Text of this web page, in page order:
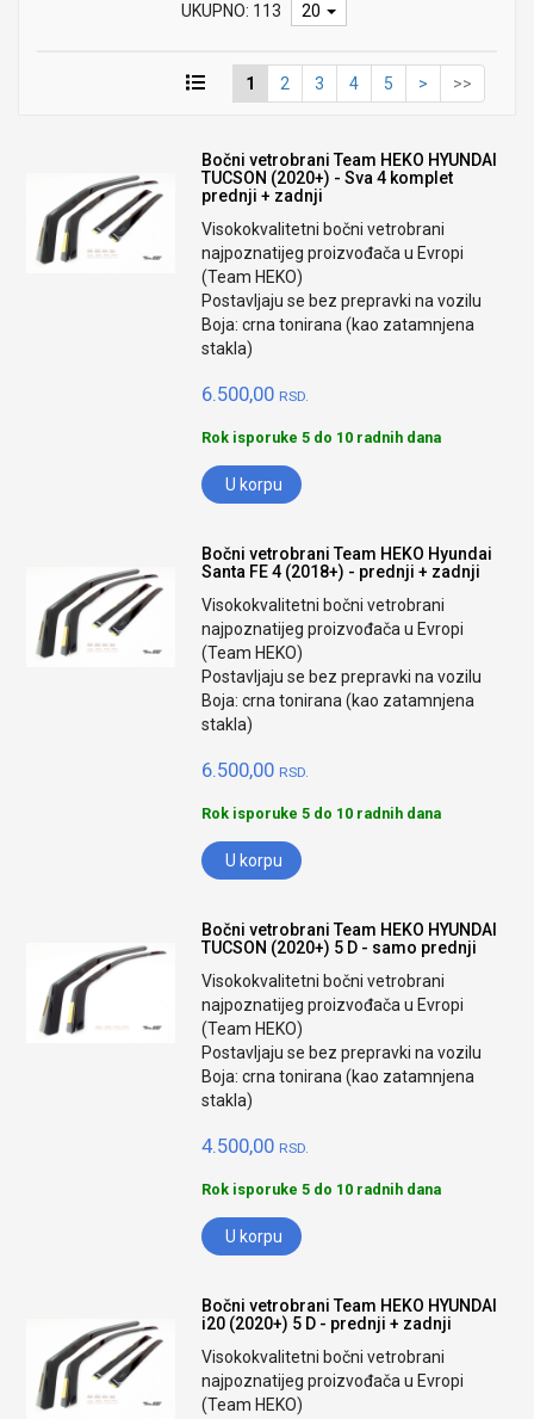
UKUPNO: 113
20
1 2 3 4 5 > >>
Bočni vetrobrani Team HEKO HYUNDAI
TUCSON (2020+) - Sva 4 komplet
prednji + zadnji
Visokokvalitetni bočni vetrobrani
najpoznatijeg proizvođača u Evropi
(Team HEKO)
Postavljaju se bez prepravki na vozilu
Boja: crna tonirana (kao zatamnjena
stakla)
6.500,00 RSD.
Rok isporuke 5 do 10 radnih dana
U korpu
Bočni vetrobrani Team HEKO Hyundai
Santa FE 4 (2018+) - prednji + zadnji
Visokokvalitetni bočni vetrobrani
najpoznatijeg proizvođača u Evropi
(Team HEKO)
Postavljaju se bez prepravki na vozilu
Boja: crna tonirana (kao zatamnjena
stakla)
6.500,00 RSD.
Rok isporuke 5 do 10 radnih dana
U korpu
Bočni vetrobrani Team HEKO HYUNDAI
TUCSON (2020+) 5 D - samo prednji
Visokokvalitetni bočni vetrobrani
najpoznatijeg proizvođača u Evropi
(Team HEKO)
Postavljaju se bez prepravki na vozilu
Boja: crna tonirana (kao zatamnjena
stakla)
4.500,00 RSD.
Rok isporuke 5 do 10 radnih dana
U korpu
Bočni vetrobrani Team HEKO HYUNDAI
i20 (2020+) 5 D - prednji + zadnji
Visokokvalitetni bočni vetrobrani
najpoznatijeg proizvođača u Evropi
(Team HEKO)